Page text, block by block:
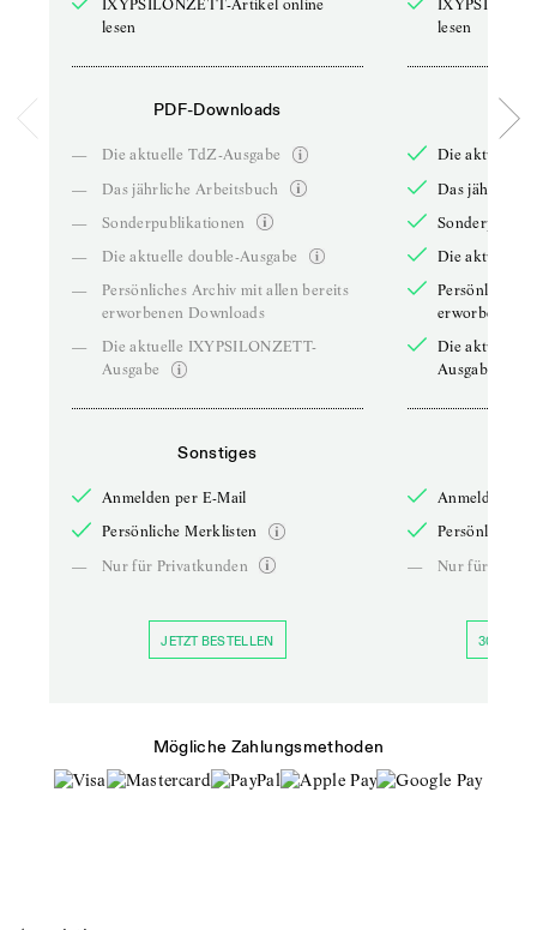
IXYPSILONZETT-Artikel online
lesen
PDF-Downloads
—
Die aktuelle TdZ-Ausgabe
—
Das jährliche Arbeitsbuch
—
Sonderpublikationen
—
Die aktuelle double-Ausgabe
—
Persönliches Archiv mit allen bereits
erworbenen Downloads
—
Die aktuelle IXYPSILONZETT-
Ausgabe
Sonstiges
Anmelden per E-Mail
Persönliche Merklisten
—
Nur für Privatkunden
JETZT BESTELLEN
lesen
Die aktuelle
Das jährliche
Die aktuelle
Persönliches
erworbenen
Die aktuelle
Ausgabe
Anmelden
Persönliche
—
Nur für
30 TAGE
Mögliche Zahlungsmethoden